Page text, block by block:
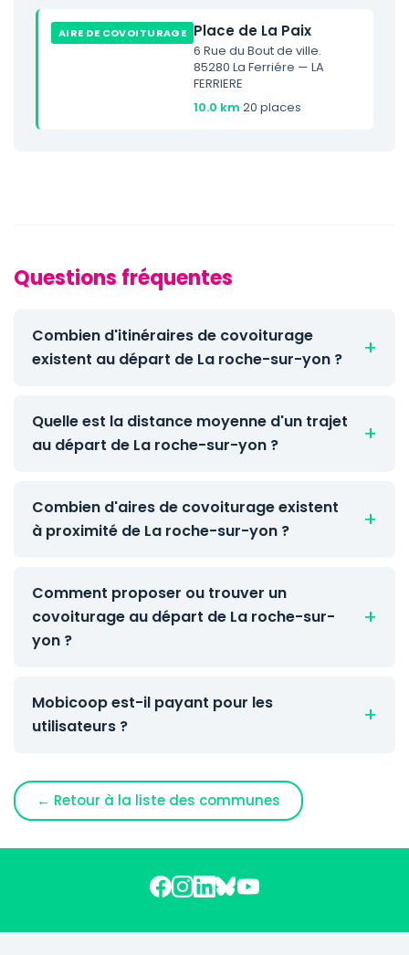
AIRE DE COVOITURAGE Place de La Paix
6 Rue du Bout de ville.
85280 La Ferriére — LA
FERRIERE
10.0 km·20 places
Questions fréquentes
Combien d'itinéraires de covoiturage
existent au départ de La roche-sur-yon ?
Quelle est la distance moyenne d'un trajet
au départ de La roche-sur-yon ?
Combien d'aires de covoiturage existent
à proximité de La roche-sur-yon ?
Comment proposer ou trouver un
covoiturage au départ de La roche-sur-
yon ?
Mobicoop est-il payant pour les
utilisateurs ?
← Retour à la liste des communes